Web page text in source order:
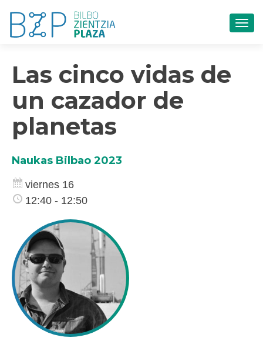
Las cinco vidas de
un cazador de
planetas
Naukas Bilbao 2023
viernes 16
12:40 - 12:50